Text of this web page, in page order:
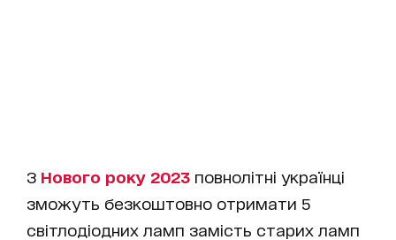
З Нового року 2023 повнолітні українці
зможуть безкоштовно отримати 5
світлодіодних ламп замість старих ламп